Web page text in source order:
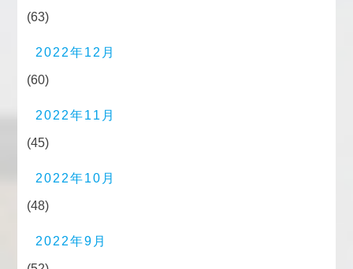
(63)
2022年12月
(60)
2022年11月
(45)
2022年10月
(48)
2022年9月